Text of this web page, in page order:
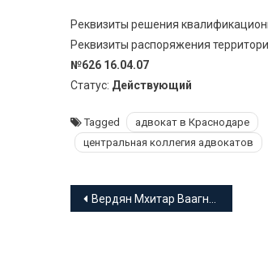
Реквизиты решения
Реквизиты распоряжения
№626 16.04.07
Статус: Действующий
Tagged адвокат в Краснодаре
центральная коллегия адвокатов
Навигация
Вердян Мхитар Ваагнович адвокат Краснодарского края